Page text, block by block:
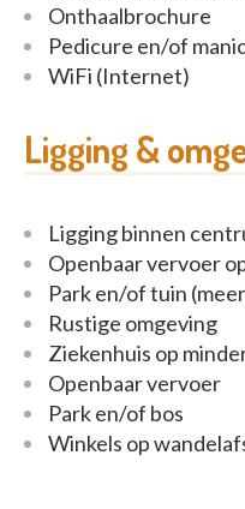
Onthaalbrochure
Pedicure en/of
WiFi (Internet)
Ligging &
Ligging binnen
Openbaar vervoer
Park en/of tuin
Rustige omgeving
Ziekenhuis op
Openbaar vervoer
Park en/of bos
Winkels op